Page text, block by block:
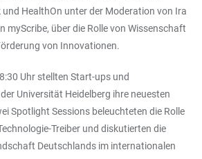
HealthOn unter der Moderation von Ira
myScribe, über die Rolle von Wissenschaft
von Innovationen.
Uhr stellten Start-ups und
Universität Heidelberg ihre neuesten
Spotlight Sessions beleuchteten die Rolle
Treiber und diskutierten die
Deutschlands im internationalen